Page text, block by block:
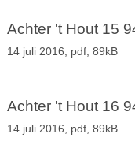
Achter 't Hout 15
14 juli 2016, pdf, 89kB
Achter 't Hout 16
14 juli 2016, pdf, 89kB